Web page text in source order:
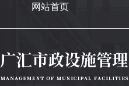
网站首页